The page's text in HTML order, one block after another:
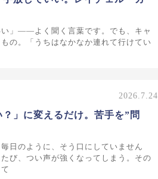
い」——よく聞く言葉です。でも、キャ
の。「うちはなかなか連れて行けてい
2026.7.24
」に変えるだけ。苦手を”問
日のように、そう口にしていません
び、つい声が強くなってしまう。その